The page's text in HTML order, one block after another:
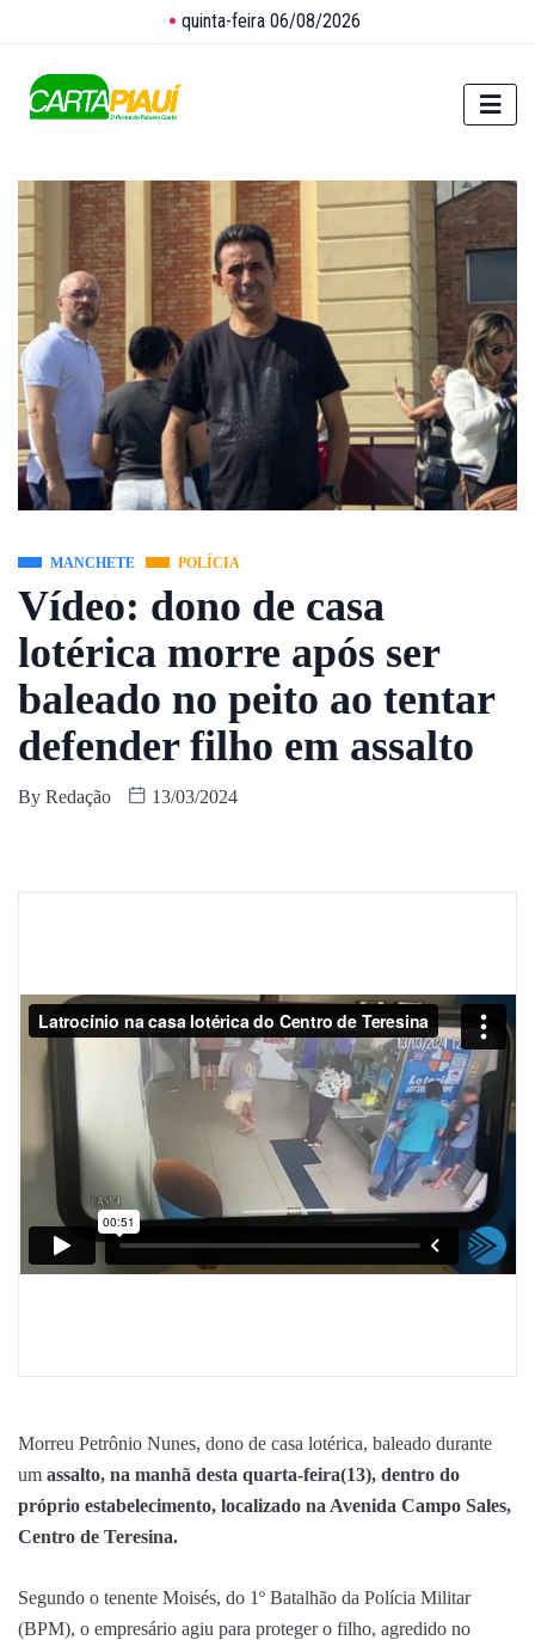
quinta-feira 06/08/2026
MANCHETE POLÍCIA
Vídeo: dono de casa
lotérica morre após ser
baleado no peito ao tentar
defender filho em assalto
By Redação 13/03/2024
Morreu Petrônio Nunes, dono de casa lotérica, baleado durante
um assalto, na manhã desta quarta-feira(13), dentro do
próprio estabelecimento, localizado na Avenida Campo Sales,
Centro de Teresina.
Segundo o tenente Moisés, do 1º Batalhão da Polícia Militar
(BPM), o empresário agiu para proteger o filho, agredido no